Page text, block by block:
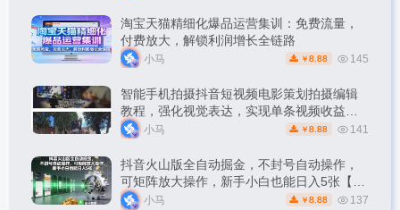
淘宝天猫精细化爆品运营集训：免费流量，
付费放大，解锁利润增长全链路
小马 ￥ 8.88 145
智能手机拍摄抖音短视频电影策划拍摄编辑
教程，强化视觉表达，实现单条视频收益破
1k
小马 ￥ 8.88 141
抖音火山版全自动掘金，不封号自动操作，
可矩阵放大操作，新手小白也能日入5张【揭
秘】小马 ￥ 8.88 137